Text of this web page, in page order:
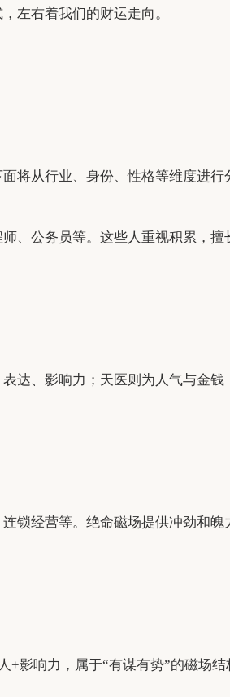
左右着我们的财运走向。
将从行业、身份、性格等维度进行
、公务员等。这些人重视积累，
达、影响力；天医则为人气与金钱
锁经营等。绝命磁场提供冲劲和
+影响力，属于“有谋有势”的磁场结